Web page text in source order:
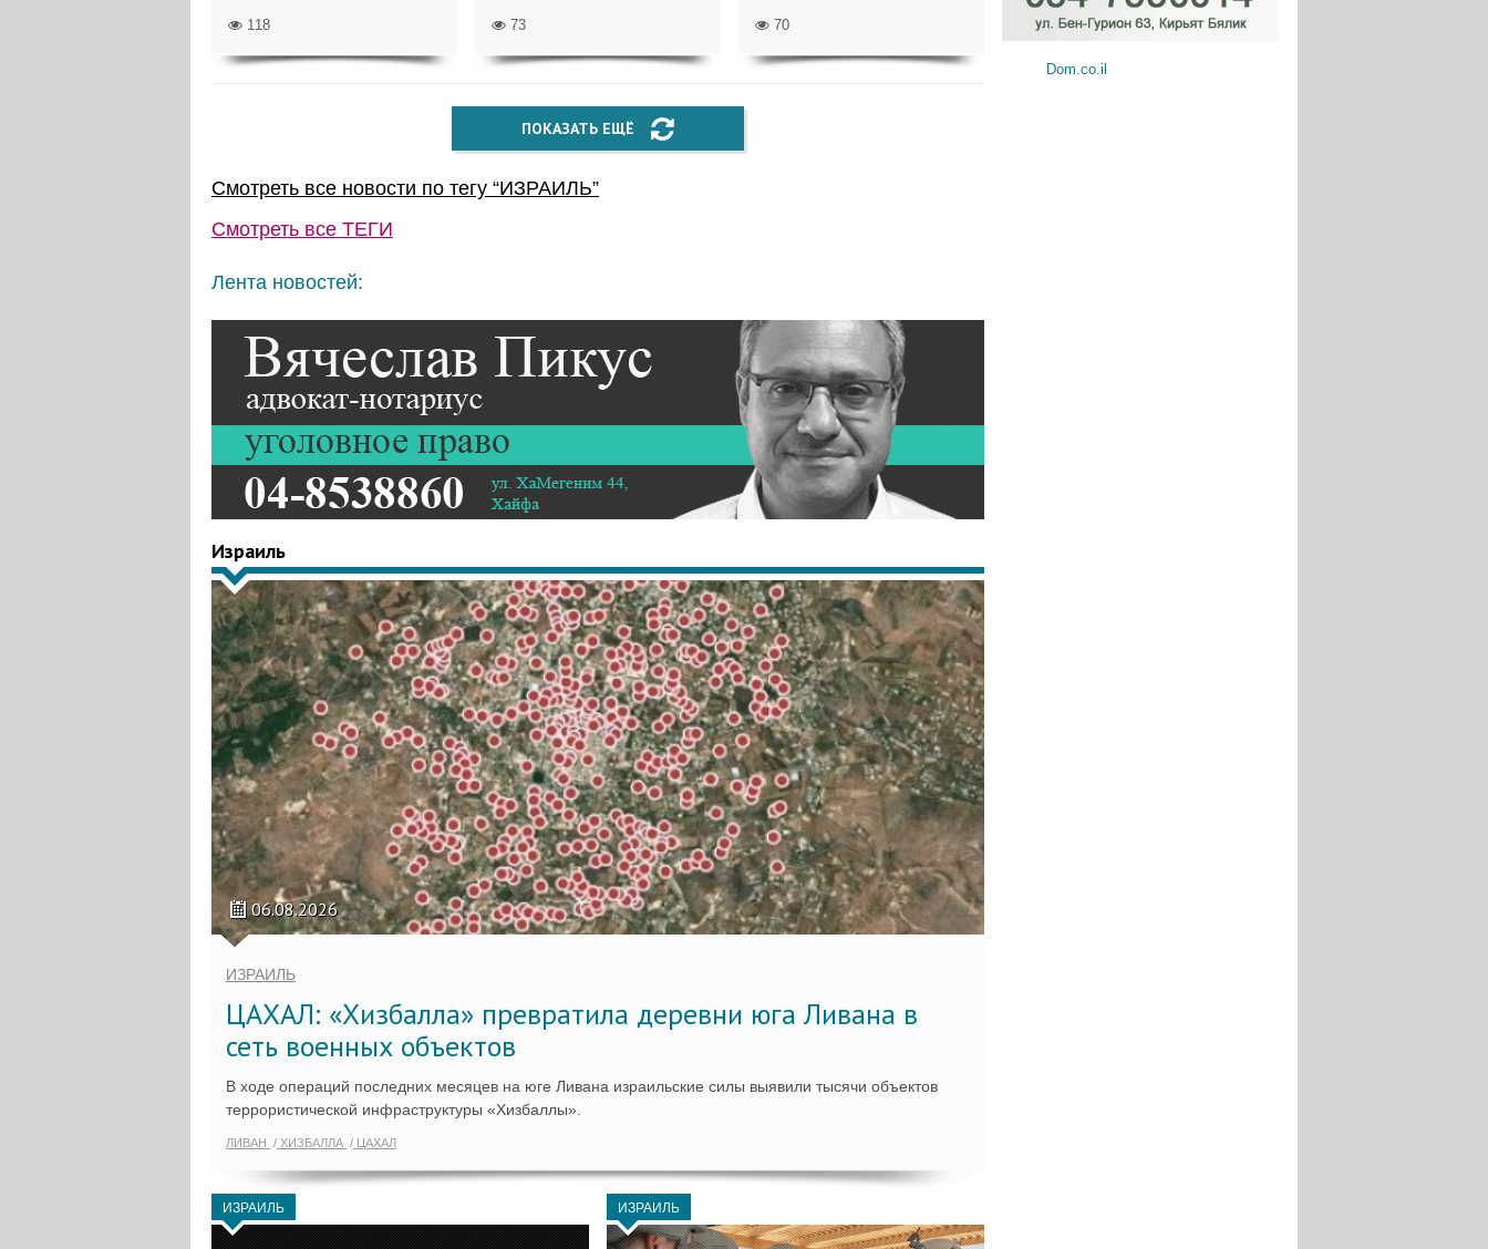
118 73 70
ПОКАЗАТЬ ЕЩЁ
Смотреть все новости по тегу “ИЗРАИЛЬ”
Смотреть все ТЕГИ
Лента новостей:
Израиль
06.08.2026
ИЗРАИЛЬ
ЦАХАЛ: «Хизбалла» превратила деревни юга Ливана в
сеть военных объектов
В ходе операций последних месяцев на юге Ливана израильские силы выявили тысячи объектов
террористической инфраструктуры «Хизбаллы».
ЛИВАН ХИЗБАЛЛА ЦАХАЛ
ИЗРАИЛЬ ИЗРАИЛЬ
Dom.co.il